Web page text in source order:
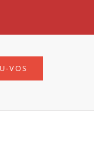
VOS